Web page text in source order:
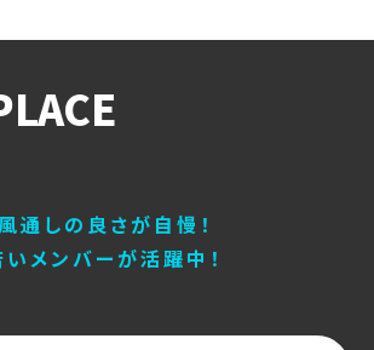
通しの良さが自慢！
いメンバーが活躍中！